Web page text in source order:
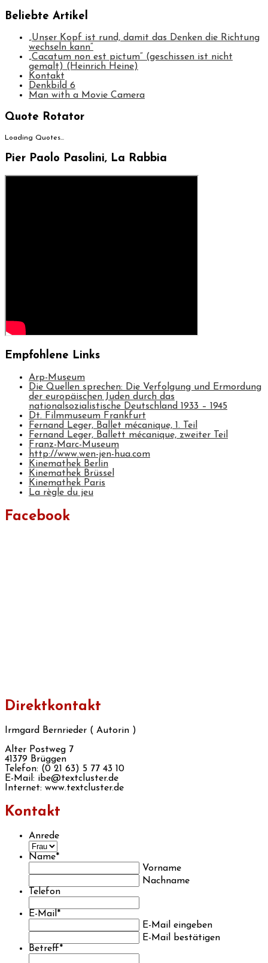
Beliebte Artikel
„Unser Kopf ist rund, damit das Denken die Richtung
wechseln kann“
„Cacatum non est pictum“ (geschissen ist nicht
gemalt) (Heinrich Heine)
Kontakt
Denkbild 6
Man with a Movie Camera
Quote Rotator
Loading Quotes...
Pier Paolo Pasolini, La Rabbia
Empfohlene Links
Arp-Museum
Die Quellen sprechen: Die Verfolgung und Ermordung
der europäischen Juden durch das
nationalsozialistische Deutschland 1933 – 1945
Dt. Filmmuseum Frankfurt
Fernand Leger, Ballet mécanique, 1. Teil
Fernand Leger, Ballett mécanique, zweiter Teil
Franz-Marc-Museum
http://www.wen-jen-hua.com
Kinemathek Berlin
Kinemathek Brüssel
Kinemathek Paris
La règle du jeu
Facebook
Direktkontakt
Irmgard Bernrieder ( Autorin )
Alter Postweg 7
41379 Brüggen
Telefon: (0 21 63) 5 77 43 10
E-Mail: ibe@textcluster.de
Internet: www.textcluster.de
Kontakt
Anrede
Name*
Vorname
Nachname
Telefon
E-Mail *
E-Mail eingeben
E-Mail bestätigen
Betreff*